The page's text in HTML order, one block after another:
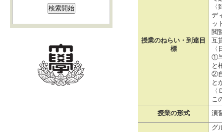
授業のねらい・到達目
標
デ
ッ
閲
互
①
と
②
と
こ
授業の形式
演
グ